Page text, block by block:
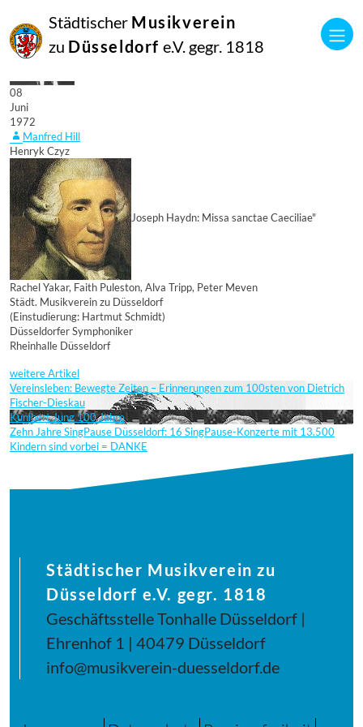
Städtischer Musikverein
zu Düsseldorf e.V. gegr. 1818
08
Juni
1972
Manfred Hill
Henryk Czyz
Joseph Haydn: Missa sanctae Caeciliae"
Rachel Yakar, Faith Puleston, Alva Tripp, Peter Meven
Städt. Musikverein zu Düsseldorf
(Einstudierung: Hartmut Schmidt)
Düsseldorfer Symphoniker
Rheinhalle Düsseldorf
weitere Artikel
Vereinsleben: Bewegte Zeiten – Erinnerungen zum 100sten von Dietrich
Fischer-Dieskau
Kunibert Jung 100 Jahre
Zehn Jahre SingPause Düsseldorf: 16 SingPause-Konzerte mit 13.500
Kindern sind vorbei = DANKE
Städtischer Musikverein zu
Düsseldorf e.V. gegr. 1818
Geschäftsstelle Tonhalle Düsseldorf |
Ehrenhof 1 | 40479 Düsseldorf
info@musikverein-duesseldorf.de